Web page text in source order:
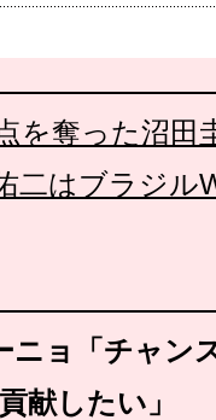
を奪った沼田
二はブラジル
ニョ「チャン
献したい」